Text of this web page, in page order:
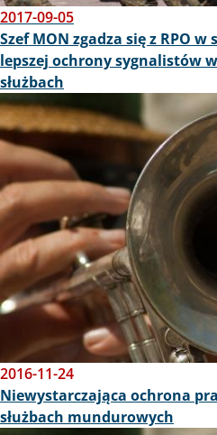
2017-09-05
Szef MON zgadza się z RPO
lepszej ochrony sygnalistów
służbach
Obraz
2016-11-24
Niewystarczająca ochrona
służbach mundurowych